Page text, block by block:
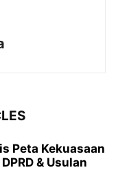
Peta Kekuasaan
& Usulan